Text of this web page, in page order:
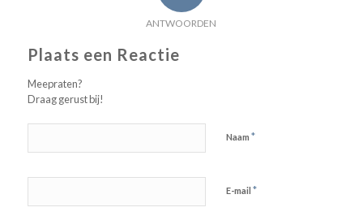
ANTWOORDEN
Plaats een Reactie
Meepraten?
Draag gerust bij!
Naam *
E-mail *